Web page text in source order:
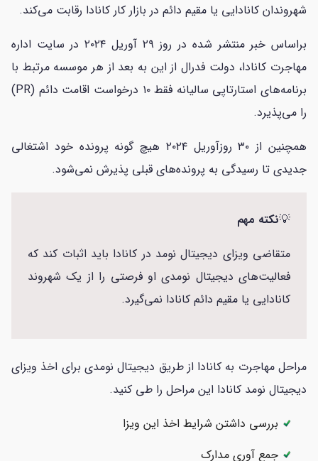
شهروندان کانادایی یا مقیم دائم در بازار کار کانادا رقابت می‌کند.
براساس خبر منتشر شده در روز ۲۹ ‌آوریل ۲۰۲۴ در سایت اداره
مهاجرت کانادا، دولت فدرال از این به بعد از هر موسسه مرتبط با
برنامه‌های استارتاپی سالیانه فقط ۱۰ درخواست اقامت دائم (PR)
را می‌پذیرد.
همچنین از ۳۰ روز‌آوریل ۲۰۲۴ هیچ گونه پرونده خود اشتغالی
جدیدی تا رسیدگی به پرونده‌های قبلی پذیرش نمی‌شود.
💡نکته مهم
متقاضی ویزای دیجیتال نومد در کانادا باید اثبات کند که
فعالیت‌های دیجیتال نومدی او فرصتی را از یک شهروند
کانادایی یا مقیم دائم کانادا نمی‌گیرد.
مراحل مهاجرت به کانادا از طریق دیجیتال نومدی برای اخذ ویزای
دیجیتال نومد کانادا این مراحل را طی کنید.
بررسی داشتن شرایط اخذ این ویزا
جمع آوری مدارک